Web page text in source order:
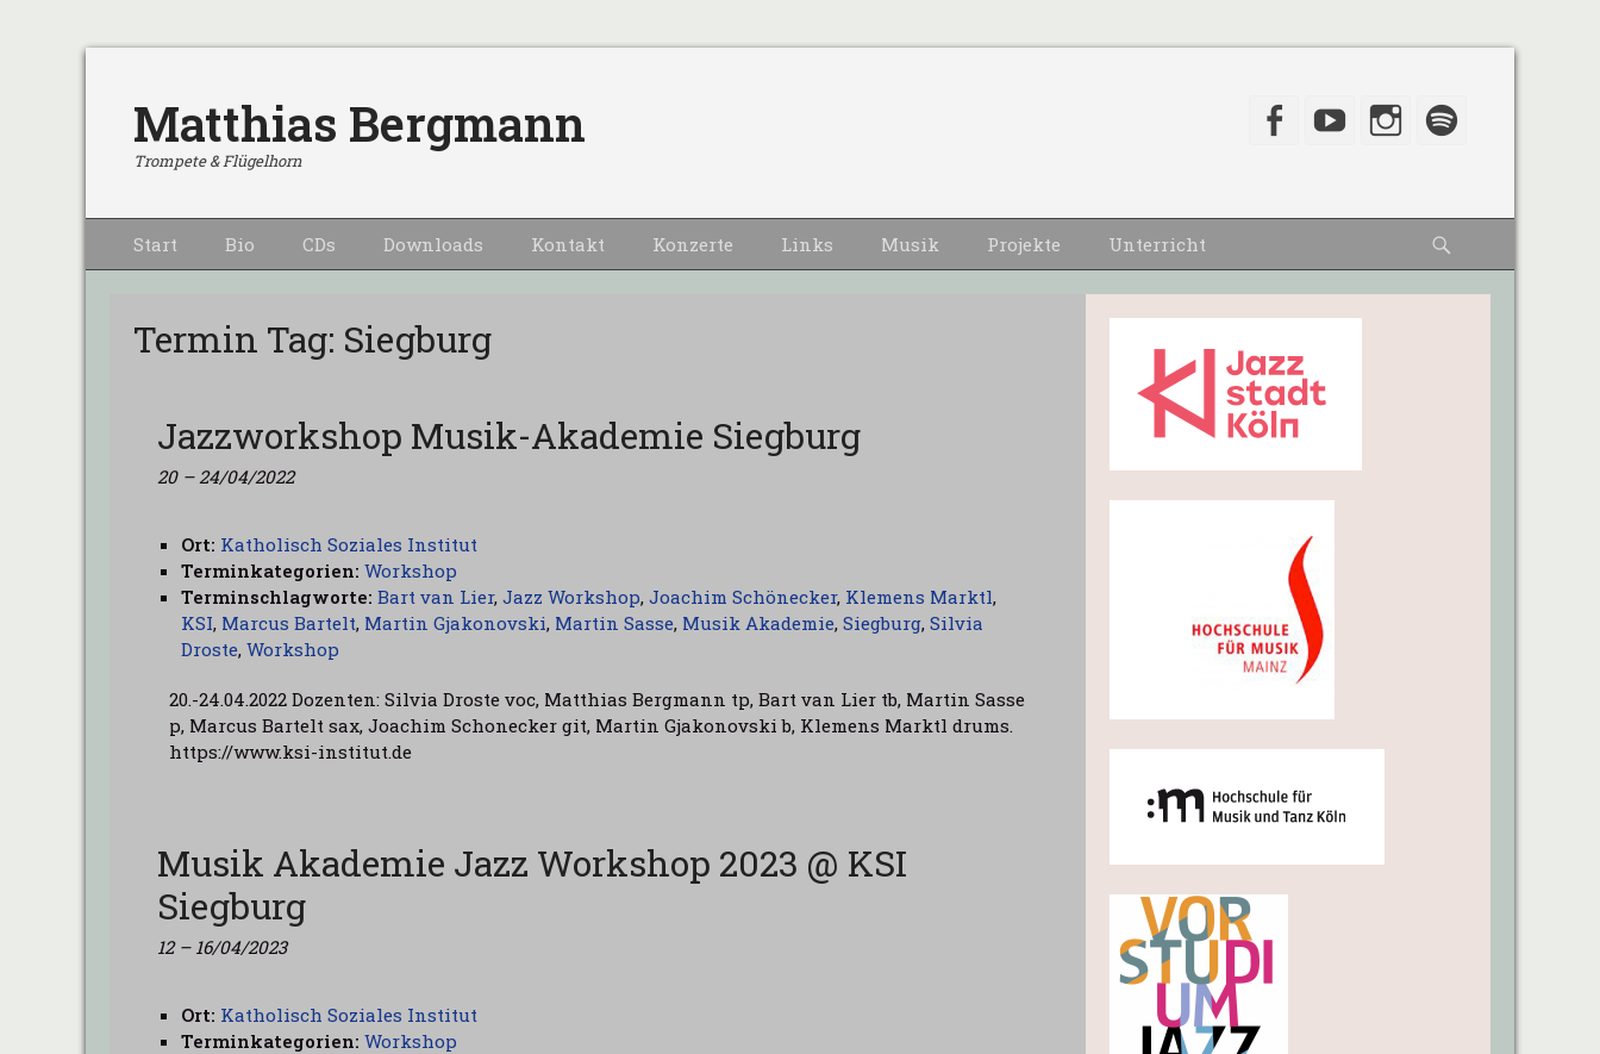
Matthias Bergmann
Trompete & Flügelhorn
Facebook
YouTubeInstagram
Primärmenu
zum
Start Bio CDs Downloads Kontakt Konzerte Links Musik Projekte Unterricht
Termin Tag: Siegburg
Jazzworkshop Musik-Akademie Siegburg
20–24/04/2022
Ort: Katholisch Soziales Institut
Terminkategorien: Workshop
Terminschlagworte: Bart van Lier, Jazz Workshop, Joachim Schönecker, Klemens Marktl,
KSI, Marcus Bartelt, Martin Gjakonovski, Martin Sasse, Musik Akademie, Siegburg, Silvia
Droste, Workshop
20.-24.04.2022 Dozenten: Silvia Droste voc, Matthias Bergmann tp, Bart van Lier tb, Martin Sasse
p, Marcus Bartelt sax, Joachim Schonecker git, Martin Gjakonovski b, Klemens Marktl drums.
https://www.ksi-institut.de
Musik Akademie Jazz Workshop 2023 @ KSI
Siegburg
12– 16/04/2023
Ort: Katholisch Soziales Institut
Terminkategorien: Workshop